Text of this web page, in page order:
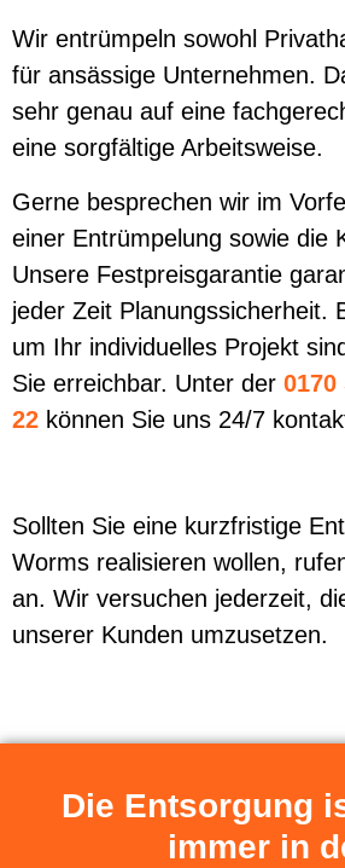
Wir entrümpeln sowohl
für ansässige Unternehmen.
sehr genau auf eine
eine sorgfältige Arbeitsweise.
Gerne besprechen wir im
einer Entrümpelung sowie die
Unsere Festpreisgarantie
jeder Zeit Planungssicherheit.
um Ihr individuelles Projekt
Sie erreichbar. Unter der 0170
22 können Sie uns 24/7
Sollten Sie eine kurzfristige
Worms realisieren wollen,
an. Wir versuchen jederzeit,
unserer Kunden umzusetzen.
Die Entsorgung
immer in